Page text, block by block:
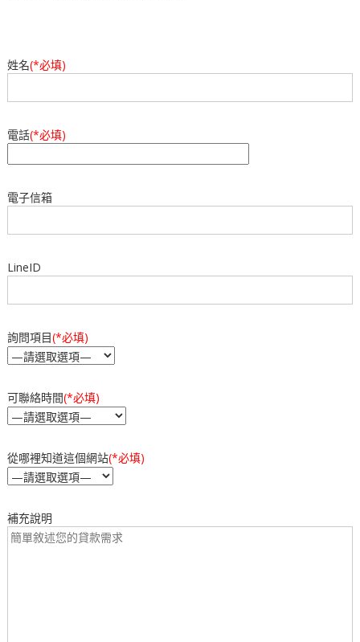
姓名(*必填)
電話(*必填)
電子信箱
LineID
詢問項目(*必填)
可聯絡時間(*必填)
從哪裡知道這個網站(*必填)
補充說明